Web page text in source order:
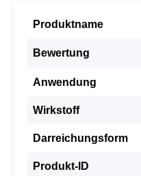
Produktname
Bewertung
Anwendung
Wirkstoff
Darreichungsform
Produkt-ID